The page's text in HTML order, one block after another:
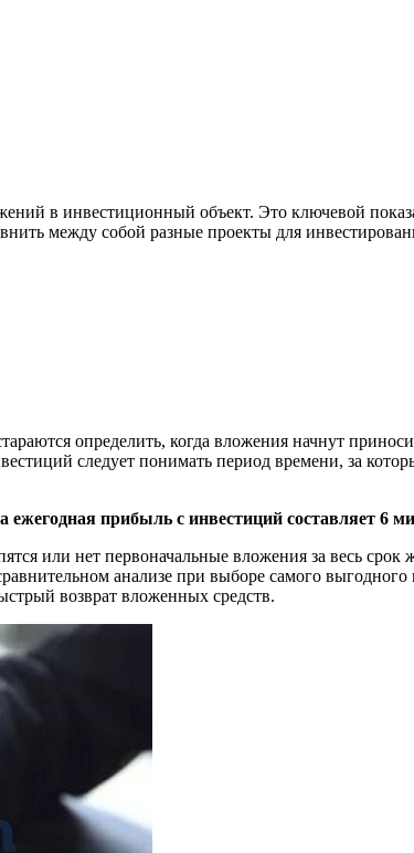
в инвестиционный объект. Это ключевой
между собой разные проекты для
определить, когда вложения начнут
следует понимать период времени, за
прибыль с инвестиций составляет 6
или нет первоначальные вложения за весь
анализе при выборе самого
возврат вложенных средств.